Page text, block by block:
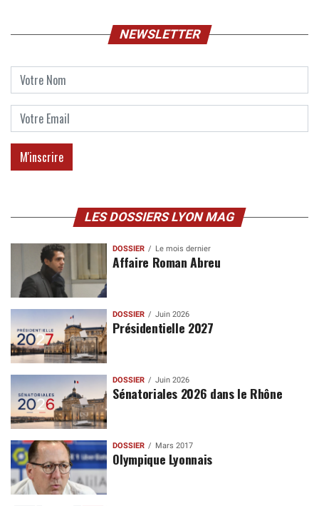
NEWSLETTER
LES DOSSIERS LYON MAG
DOSSIER Le mois dernier
Affaire Roman Abreu
DOSSIER Juin 2026
Présidentielle 2027
DOSSIER Juin 2026
Sénatoriales 2026 dans le Rhône
DOSSIER Mars 2017
Olympique Lyonnais